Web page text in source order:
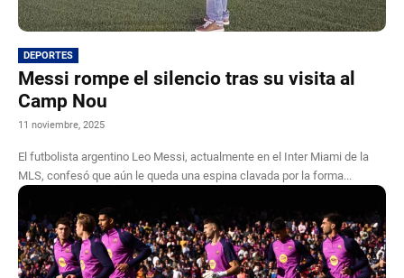
DEPORTES
Messi rompe el silencio tras su visita al
Camp Nou
11 noviembre, 2025
El futbolista argentino Leo Messi, actualmente en el Inter Miami de la
MLS, confesó que aún le queda una espina clavada por la forma...